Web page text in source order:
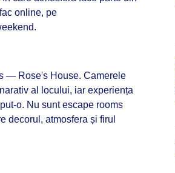
online, pe
— Rose's House. Camerele
al locului, iar experiența
o. Nu sunt escape rooms
decorul, atmosfera și firul